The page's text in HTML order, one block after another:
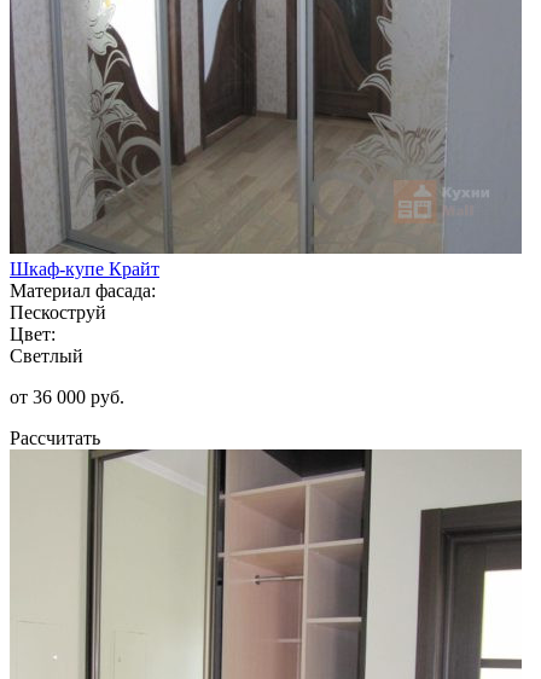
Шкаф-купе Крайт
Материал фасада:
Пескоструй
Цвет:
Светлый
от 36 000 руб.
Рассчитать